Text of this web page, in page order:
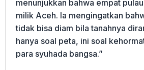
menunjukkan bahwa empat
milik Aceh. Ia mengingatkan
tidak bisa diam bila tanahnya
hanya soal peta, ini soal
para syuhada bangsa.”